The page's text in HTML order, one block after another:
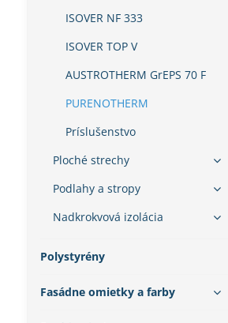
ISOVER NF 333
ISOVER TOP V
AUSTROTHERM GrEPS 70 F
PURENOTHERM
Príslušenstvo
Ploché strechy
Podlahy a stropy
Nadkrokvová izolácia
Polystyrény
Fasádne omietky a farby